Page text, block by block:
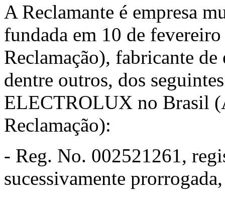
A Reclamante é empresa
fundada em 10 de
Reclamação), fabricante
dentre outros, dos
ELECTROLUX no Brasil
Reclamação):
- Reg. No. 002521261,
sucessivamente